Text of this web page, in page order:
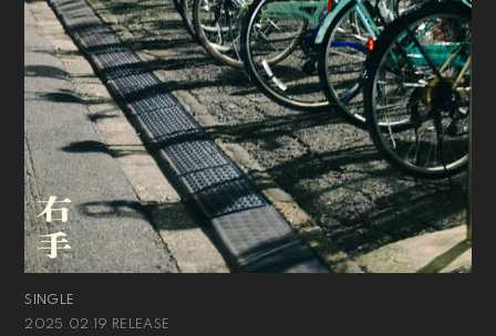
SINGLE
2025.02.19 RELEASE